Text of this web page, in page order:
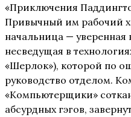
«Приключения
Привычный им рабочий
начальница — уверенная
несведущая в
«Шерлок»), которой по
руководство отделом.
«Компьютерщики»
абсурдных гэгов,